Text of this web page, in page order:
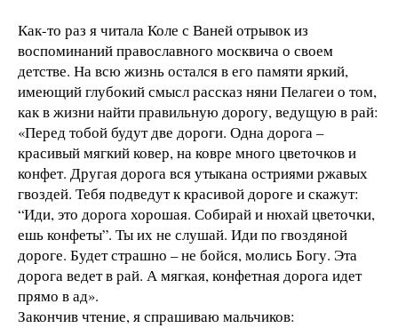
Как-то раз я читала Коле с Ваней отрывок из
воспоминаний православного москвича о своем
детстве. На всю жизнь остался в его памяти яркий,
имеющий глубокий смысл рассказ няни Пелагеи о том,
как в жизни найти правильную дорогу, ведущую в рай:
«Перед тобой будут две дороги. Одна дорога –
красивый мягкий ковер, на ковре много цветочков и
конфет. Другая дорога вся утыкана остриями ржавых
гвоздей. Тебя подведут к красивой дороге и скажут:
“Иди, это дорога хорошая. Собирай и нюхай цветочки,
ешь конфеты”. Ты их не слушай. Иди по гвоздяной
дороге. Будет страшно – не бойся, молись Богу. Эта
дорога ведет в рай. А мягкая, конфетная дорога идет
прямо в ад».
Закончив чтение, я спрашиваю мальчиков: